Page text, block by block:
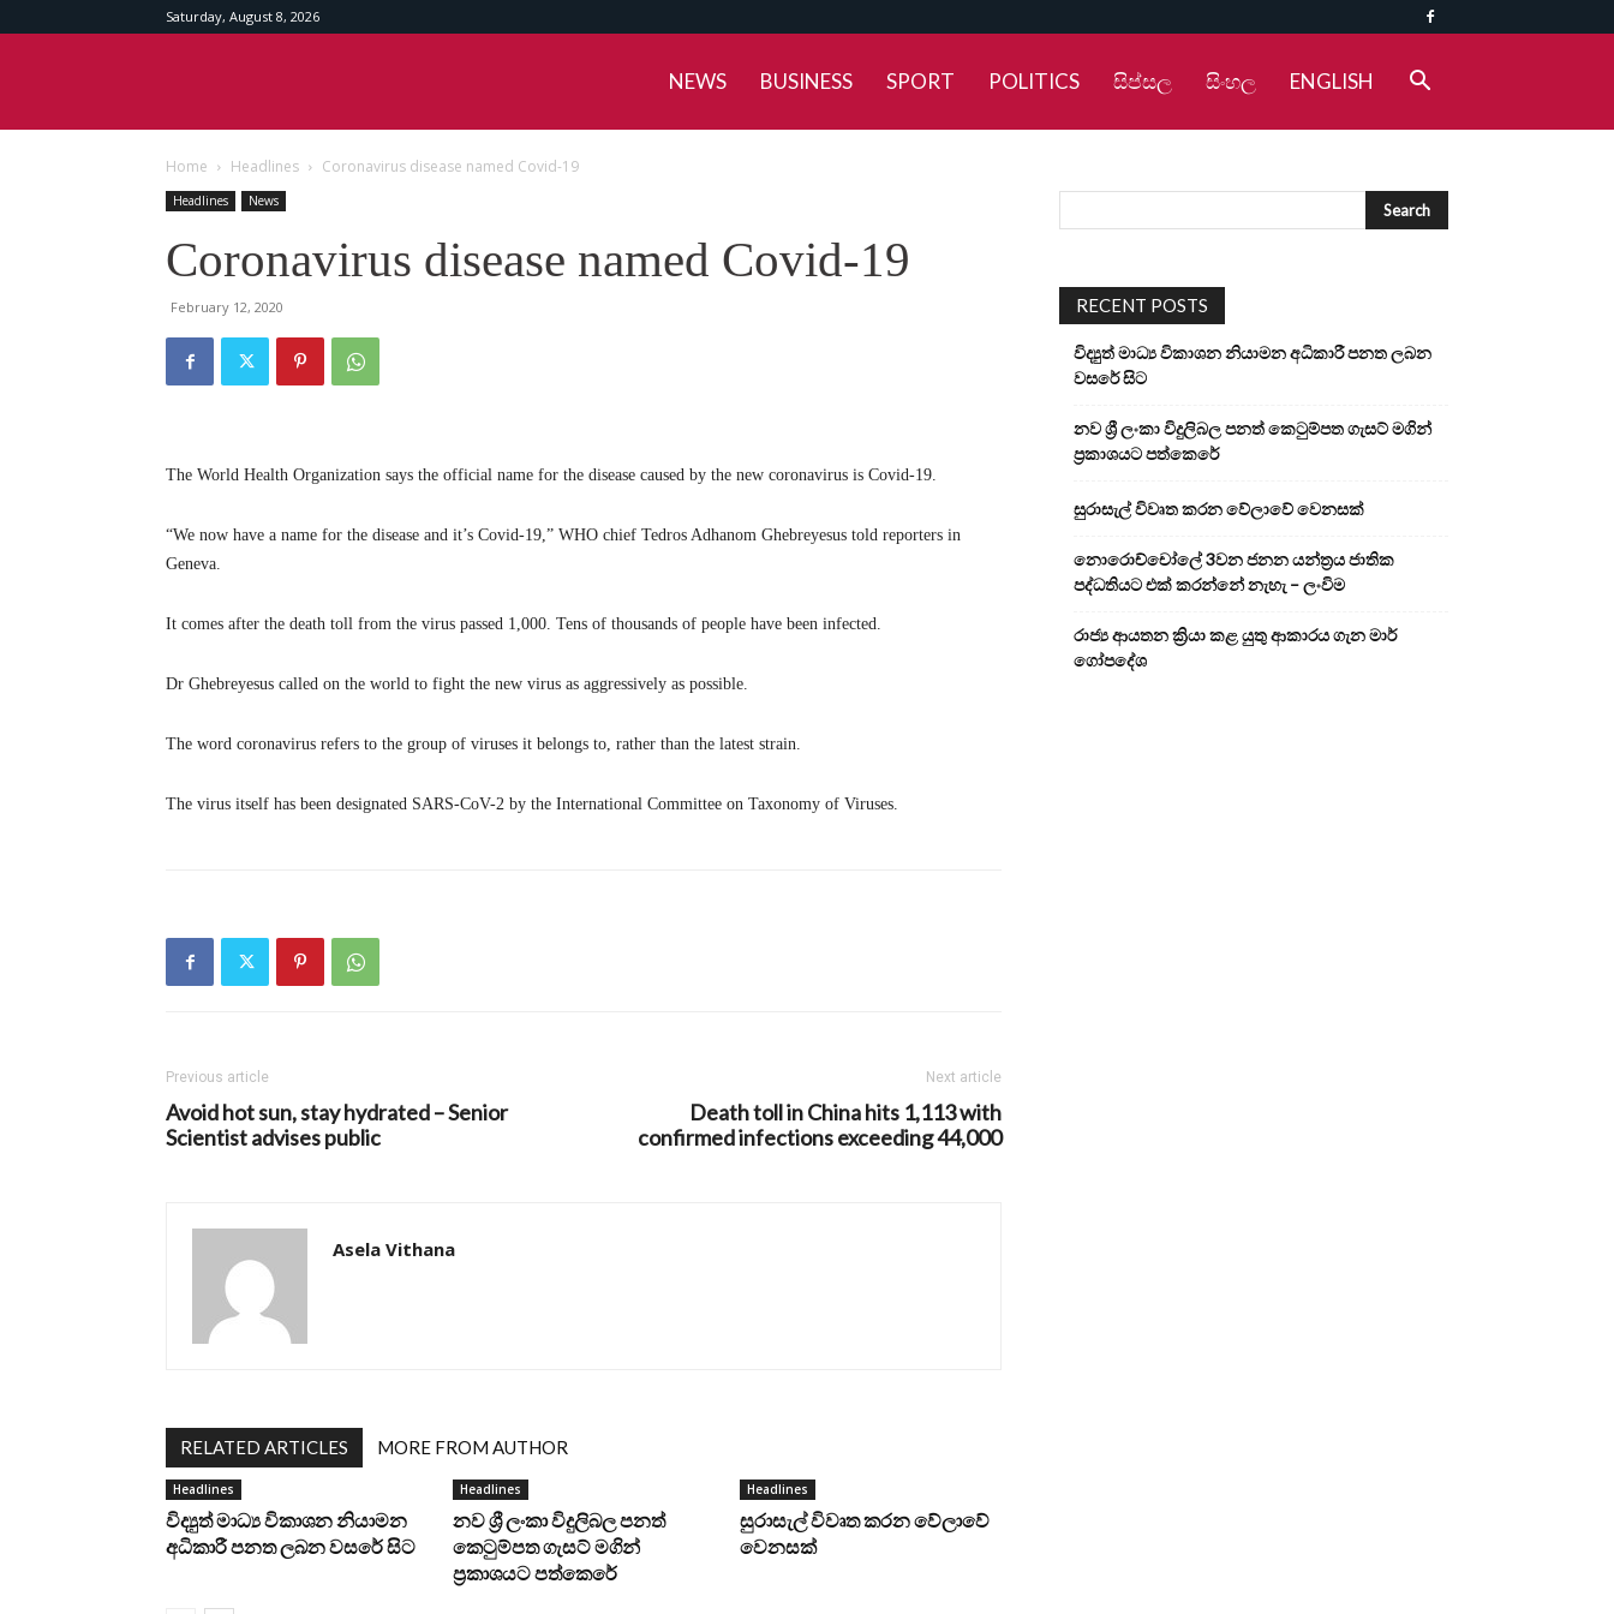
Saturday, August 8, 2026
Times
NEWS BUSINESS SPORT POLITICS සිප්සල සිංහල ENGLISH
Home Headlines Coronavirus disease named Covid-19
Headlines News
Coronavirus disease named Covid-19
February 12, 2020
The World Health Organization says the official name for the disease caused by the new coronavirus is Covid-19.
“We now have a name for the disease and it’s Covid-19,” WHO chief Tedros Adhanom Ghebreyesus told reporters in
Geneva.
It comes after the death toll from the virus passed 1,000. Tens of thousands of people have been infected.
Dr Ghebreyesus called on the world to fight the new virus as aggressively as possible.
The word coronavirus refers to the group of viruses it belongs to, rather than the latest strain.
The virus itself has been designated SARS-CoV-2 by the International Committee on Taxonomy of Viruses.
Previous article
Avoid hot sun, stay hydrated – Senior
Scientist advises public
Next article
Death toll in China hits 1,113 with
confirmed infections exceeding 44,000
Asela Vithana
RELATED ARTICLES MORE FROM AUTHOR
Headlines
විද්‍යුත් මාධ්‍ය විකාශන නියාමන
අධිකාරී පනත ලබන වසරේ සිට
Headlines
නව ශ්‍රී ලංකා විදුලිබල පනත්
කෙටුම්පත ගැසට් මගින්
ප්‍රකාශයට පත්කෙරේ
Headlines
සුරාසැල් විවෘත කරන වේලාවේ
වෙනසක්
RECENT POSTS
විද්‍යුත් මාධ්‍ය විකාශන නියාමන අධිකාරී පනත ලබන
වසරේ සිට
නව ශ්‍රී ලංකා විදුලිබල පනත් කෙටුම්පත ගැසට් මගින්
ප්‍රකාශයට පත්කෙරේ
සුරාසැල් විවෘත කරන වේලාවේ වෙනසක්
නොරොච්චෝලේ 3වන ජනන යන්ත්‍රය ජාතික
පද්ධතියට එක් කරන්නේ නැහැ – ලංවිම
රාජ්‍ය ආයතන ක්‍රියා කළ යුතු ආකාරය ගැන මාර්
ගෝපදේශ